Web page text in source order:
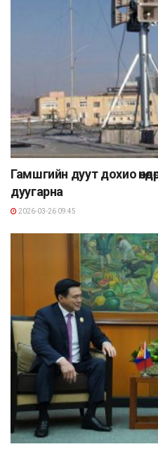
Гамшгийн дуут дохио
дуугарна
2026-03-26 09:45